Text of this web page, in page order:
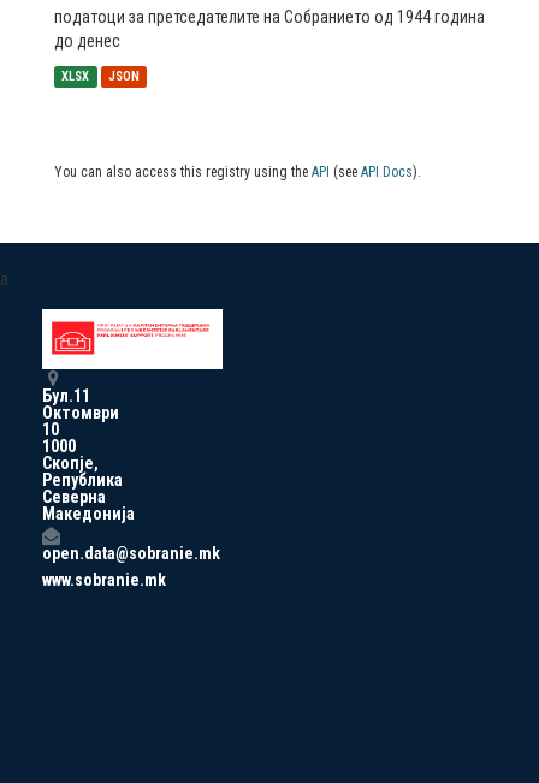
податоци за претседателите на Собранието од 1944 година
до денес
XLSX JSON
You can also access this registry using the API (see API Docs).
a
Бул.11
Октомври
10
1000
Скопје,
Република
Северна
Македонија
open.data@sobranie.mk
www.sobranie.mk